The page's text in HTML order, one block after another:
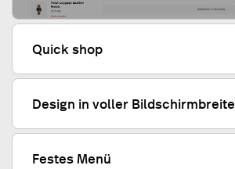
Quick shop
Design in voller Bildschirmbreite
Festes Menü